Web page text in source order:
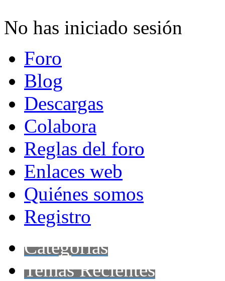
No has iniciado sesión
Foro
Blog
Descargas
Colabora
Reglas del foro
Enlaces web
Quiénes somos
Registro
Categorías
Temas Recientes